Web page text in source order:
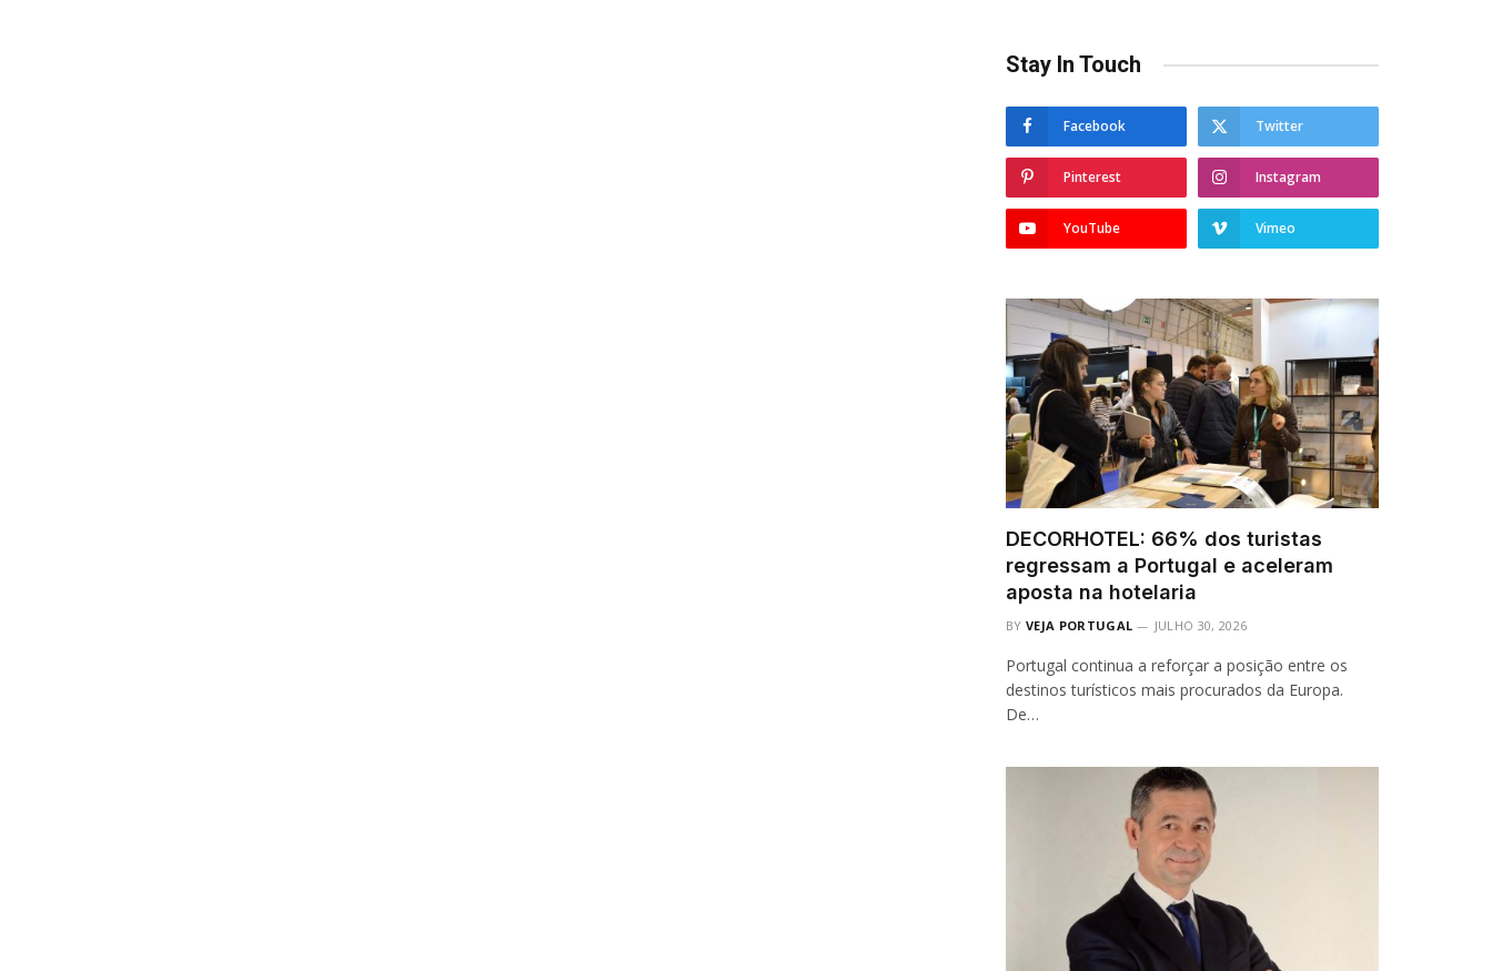
Stay In Touch
Facebook Twitter
Pinterest Instagram
YouTube Vimeo
DECORHOTEL: 66% dos turistas
regressam a Portugal e aceleram
aposta na hotelaria
BY VEJA PORTUGAL JULHO 30, 2026
Portugal continua a reforçar a posição entre os
destinos turísticos mais procurados da Europa.
De…